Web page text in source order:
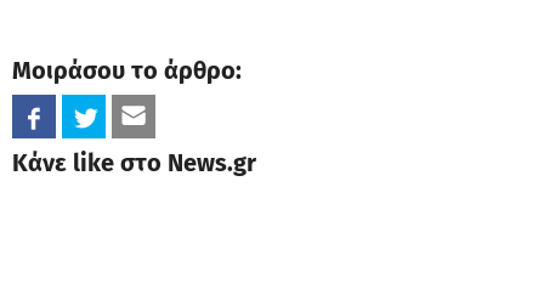
Μοιράσου το άρθρο:
Κάνε like στο News.gr